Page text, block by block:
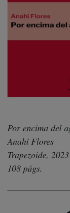
Por encima del
Anahí Flores
Trapezoide, 2023
108 págs.